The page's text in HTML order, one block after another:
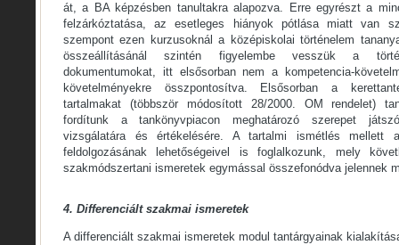
át, a BA képzésben tanultakra alapozva. Erre egyrészt a
felzárkóztatása, az esetleges hiányok pótlása miatt van
szempont ezen kurzusoknál a középiskolai történelem
összeállításánál szintén figyelembe vesszük a
dokumentumokat, itt elsősorban nem a kompetencia-
követelményekre összpontosítva. Elsősorban a
tartalmakat (többször módosított 28/2000. OM rendelet)
fordítunk a tankönyvpiacon meghatározó szerepet
vizsgálatára és értékelésére. A tartalmi ismétlés mellett
feldolgozásának lehetőségeivel is foglalkozunk, mely
szakmódszertani ismeretek egymással összefonódva jelennek
4. Differenciált szakmai ismeretek
A differenciált szakmai ismeretek modul tantárgyainak